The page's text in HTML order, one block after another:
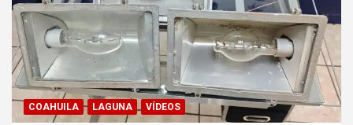
COAHUILA LAGUNA VÍDEOS